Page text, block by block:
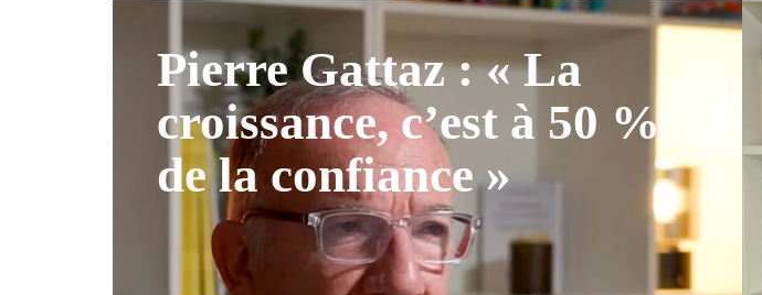
Pierre Gattaz : « La
croissance, c’est à 50 %
de la confiance »